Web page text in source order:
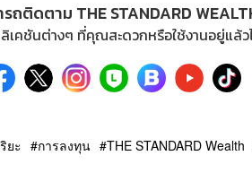
ถติดตาม THE STANDARD
เคชันต่างๆ ที่คุณสะดวกหรือใช้งานอยู่แล้ว
ยะ การลงทุน THE STANDARD Wealth